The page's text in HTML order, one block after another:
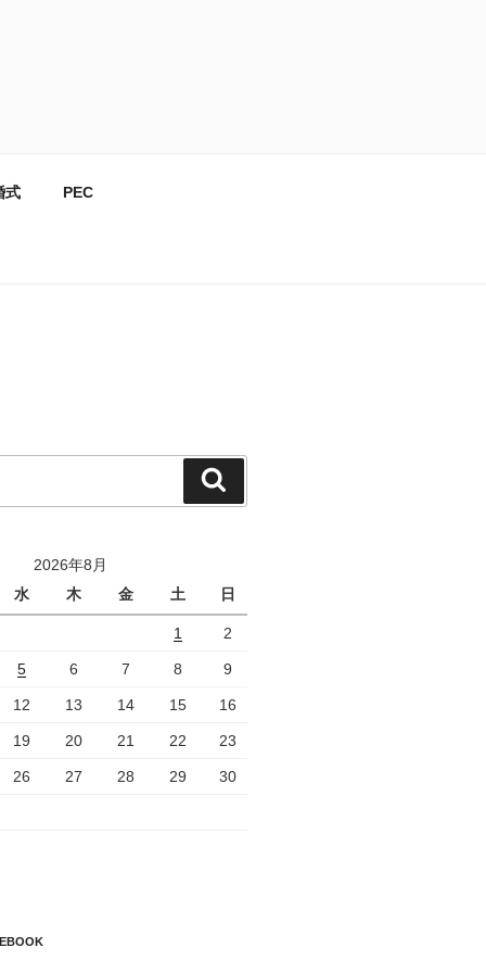
式 PEC
索
2026年8月
水 木 金 土 日
1 2
5 6 7 8 9
12 13 14 15 16
19 20 21 22 23
26 27 28 29 30